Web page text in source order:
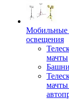
Мобильные
освещения
мачты
мачты